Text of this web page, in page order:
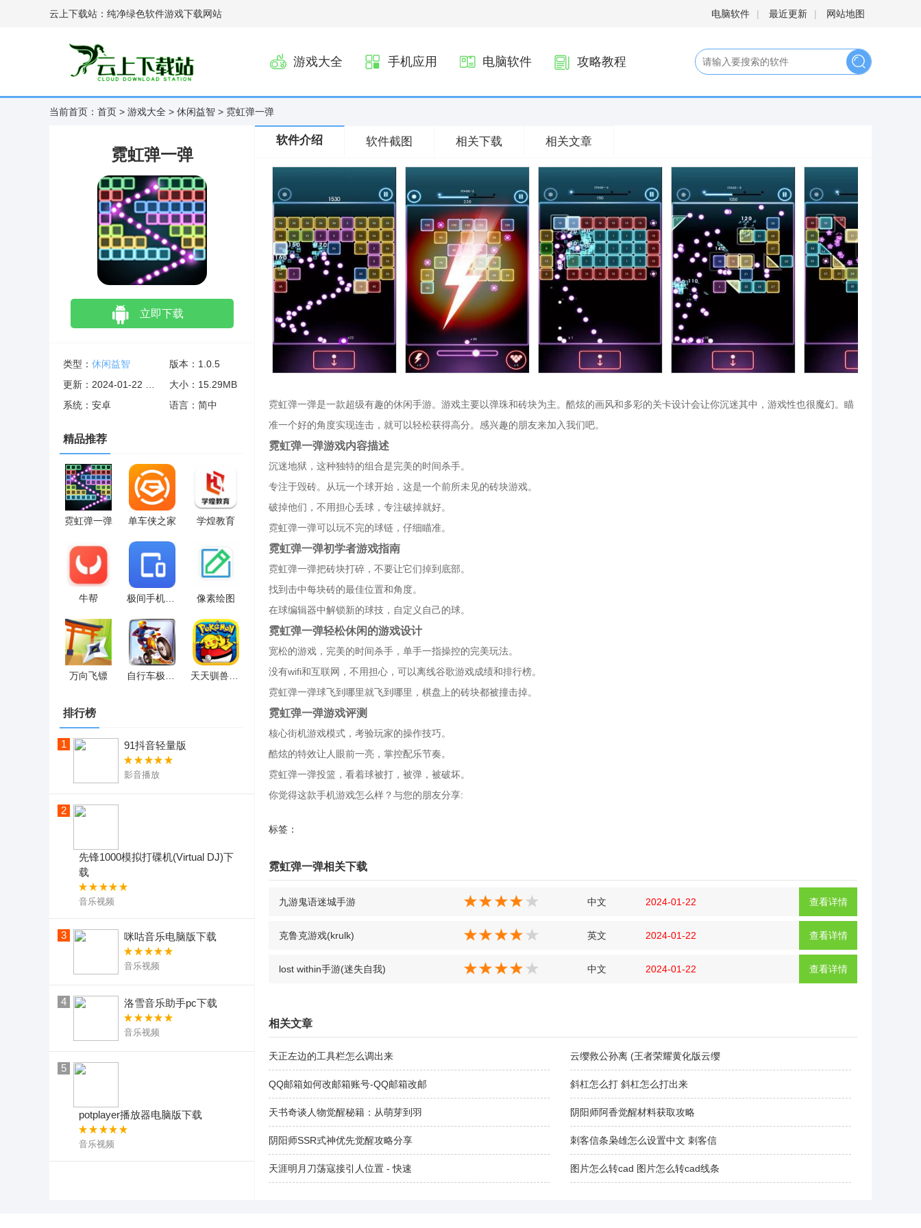
云上下载站：纯净绿色软件游戏下载网站 电脑软件 | 最近更新 | 网站地图
游戏大全 手机应用 电脑软件 攻略教程
当前首页： 首页 > 游戏大全 > 休闲益智 > 霓虹弹一弹
霓虹弹一弹
立即下载
类型： 休闲益智
版本：1.0.5
大小：15.29MB
系统：安卓
语言：简中
精品推荐
霓虹弹一弹 单车侠之家 学煌教育
牛帮 像素绘图
万向飞镖
排行榜
1 91抖音轻量版
影音播放
2
先锋1000模拟打碟机(Virtual DJ)下
载
音乐视频
3 咪咕音乐电脑版下载
音乐视频
4 洛雪音乐助手pc下载
音乐视频
5
potplayer播放器电脑版下载
音乐视频
软件介绍 软件截图 相关下载 相关文章
霓虹弹一弹是一款超级有趣的休闲手游。游戏主要以弹珠和砖块为主。酷炫的画风和多彩的关卡设计会让你沉迷其中，游戏性也很魔幻。瞄
准一个好的角度实现连击，就可以轻松获得高分。感兴趣的朋友来加入我们吧。
霓虹弹一弹游戏内容描述
沉迷地狱，这种独特的组合是完美的时间杀手。
专注于毁砖。从玩一个球开始，这是一个前所未见的砖块游戏。
破掉他们，不用担心丢球，专注破掉就好。
霓虹弹一弹可以玩不完的球链，仔细瞄准。
霓虹弹一弹初学者游戏指南
霓虹弹一弹把砖块打碎，不要让它们掉到底部。
找到击中每块砖的最佳位置和角度。
在球编辑器中解锁新的球技，自定义自己的球。
霓虹弹一弹轻松休闲的游戏设计
宽松的游戏，完美的时间杀手，单手一指操控的完美玩法。
没有wifi和互联网，不用担心，可以离线谷歌游戏成绩和排行榜。
霓虹弹一弹球飞到哪里就飞到哪里，棋盘上的砖块都被撞击掉。
霓虹弹一弹游戏评测
核心街机游戏模式，考验玩家的操作技巧。
酷炫的特效让人眼前一亮，掌控配乐节奏。
霓虹弹一弹投篮，看着球被打，被弹，被破坏。
你觉得这款手机游戏怎么样？与您的朋友分享:
标签：
霓虹弹一弹相关下载
查看详情
九游鬼语迷城手游 中文 2024-01-22
查看详情
克鲁克游戏(krulk) 英文 2024-01-22
查看详情
lost within手游(迷失自我) 中文 2024-01-22
相关文章
天正左边的工具栏怎么调出来 云缨救公孙离 (王者荣耀黄化版云缨
QQ邮箱如何改邮箱账号-QQ邮箱改邮 斜杠怎么打 斜杠怎么打出来
天书奇谈人物觉醒秘籍：从萌芽到羽 阴阳师阿香觉醒材料获取攻略
阴阳师SSR式神优先觉醒攻略分享 刺客信条枭雄怎么设置中文 刺客信
天涯明月刀荡寇接引人位置 - 快速 图片怎么转cad 图片怎么转cad线条